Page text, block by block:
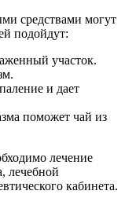
средствами могут
подойдут:
участок.
и дает
поможет чай из
лечение
лечебной
кабинета.